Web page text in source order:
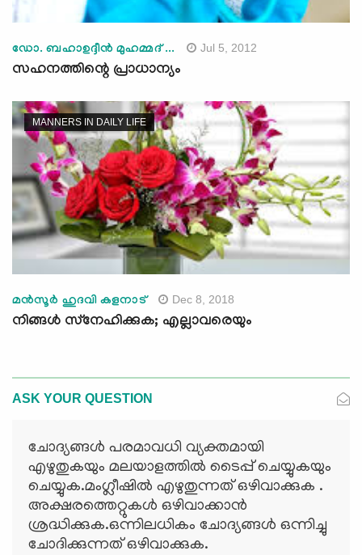
ഡോ. ബഹാഉദ്ദീന്‍ മുഹമ്മദ് ... Jul 5, 2012
സഹനത്തിന്റെ പ്രാധാന്യം
MANNERS IN DAILY LIFE
മന്‍സൂര്‍ ഹുദവി കളനാട് Dec 8, 2018
നിങ്ങള്‍ സ്‌നേഹിക്കുക; എല്ലാവരെയും
ASK YOUR QUESTION
ചോദ്യങ്ങള്‍ പരമാവധി വ്യക്തമായി
എഴുതുകയും മലയാളത്തില്‍ ടൈപ്പ് ചെയ്യുകയും
ചെയ്യുക.മംഗ്ലീഷില്‍ എഴുതുന്നത് ഒഴിവാക്കുക .
അക്ഷരത്തെറ്റുകള്‍ ഒഴിവാക്കാന്‍
ശ്രദ്ധിക്കുക.ഒന്നിലധികം ചോദ്യങ്ങള്‍ ഒന്നിച്ചു
ചോദിക്കുന്നത് ഒഴിവാക്കുക.